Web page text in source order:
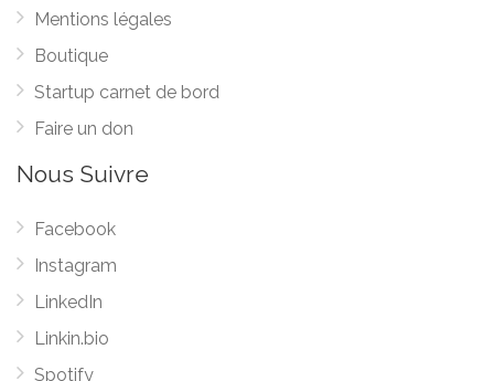
Mentions légales
Boutique
Startup carnet de bord
Faire un don
Nous Suivre
Facebook
Instagram
LinkedIn
Linkin.bio
Spotify